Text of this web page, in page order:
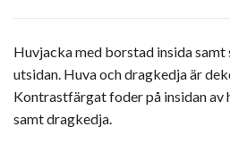
Huvjacka med borstad insida
utsidan. Huva och dragkedja är
Kontrastfärgat foder på insidan av
samt dragkedja.